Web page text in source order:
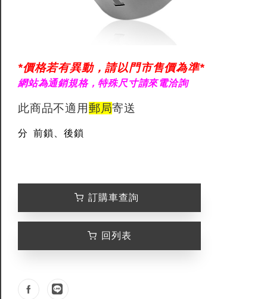
*價格若有異動，請以門市售價為準*
網站為通銷規格，特殊尺寸請來電洽詢
此商品不適用郵局寄送
分 前鎖、後鎖
訂購車查詢
回列表